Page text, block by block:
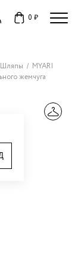
0 ₽
Шляпы
MYARI
жемчуга